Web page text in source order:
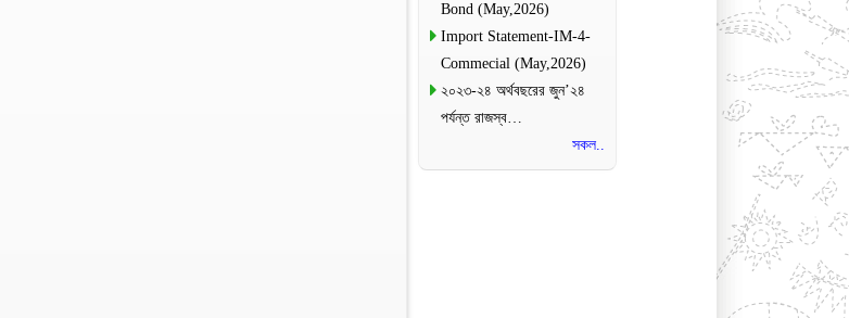
Bond (May,2026)
Import Statement-IM-4-
Commecial (May,2026)
২০২৩-২৪ অর্থবছরের জুন’২৪
পর্যন্ত রাজস্ব…
সকল..